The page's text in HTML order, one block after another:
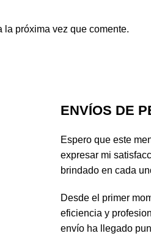
la próxima vez que comente.
ENVÍOS DE
Espero que este
expresar mi
brindado en cada
Desde el primer
eficiencia y
envío ha llegado